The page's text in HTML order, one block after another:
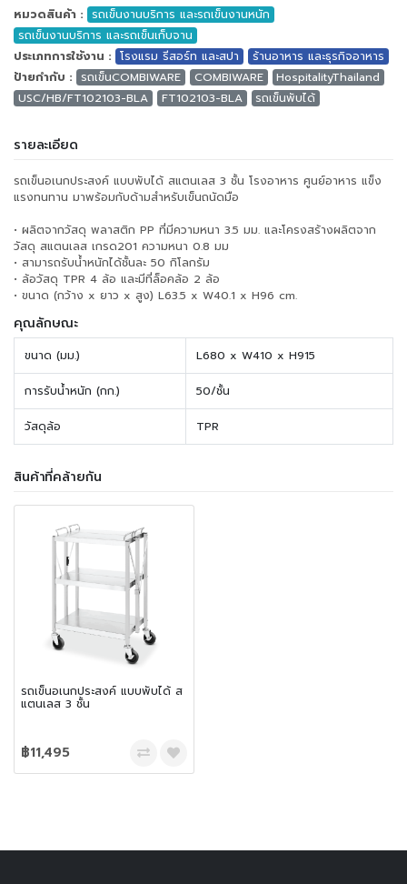
หมวดสินค้า : รถเข็นงานบริการ และรถเข็นงานหนัก
รถเข็นงานบริการ และรถเข็นเก็บจาน
ประเภทการใช้งาน : โรงแรม รีสอร์ท และสปา
ร้านอาหาร และธุรกิจอาหาร
ป้ายกำกับ :
รถเข็นCOMBIWARE COMBIWARE
HospitalityThailand
USC/HB/FT102103-BLA
FT102103-BLA รถเข็นพับได้
รายละเอียด
รถเข็นอเนกประสงค์ แบบพับได้ สแตนเลส 3 ชั้น โรงอาหาร ศูนย์อาหาร แข็ง
แรงทนทาน มาพร้อมกับด้ามสำหรับเข็นถนัดมือ
• ผลิตจากวัสดุ พลาสติก PP ที่มีความหนา 3.5 มม. และโครงสร้างผลิตจาก
วัสดุ สแตนเลส เกรด201 ความหนา 0.8 มม
• สามารถรับน้ำหนักได้ชั้นละ 50 กิโลกรัม
• ล้อวัสดุ TPR 4 ล้อ และมีที่ล็อคล้อ 2 ล้อ
• ขนาด (กว้าง x ยาว x สูง) L63.5 x W40.1 x H96 cm.
คุณลักษณะ
ขนาด (มม.) L680 x W410 x H915
การรับน้ำหนัก (กก.) 50/ชั้น
วัสดุล้อ TPR
สินค้าที่คล้ายกัน
รถเข็นอเนกประสงค์ แบบพับได้ ส
แตนเลส 3 ชั้น
฿11,495